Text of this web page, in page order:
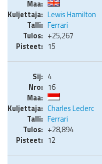
Lewis Hamilton
Ferrari
+25,267
15
4
16
Charles Leclerc
Ferrari
+28,894
12